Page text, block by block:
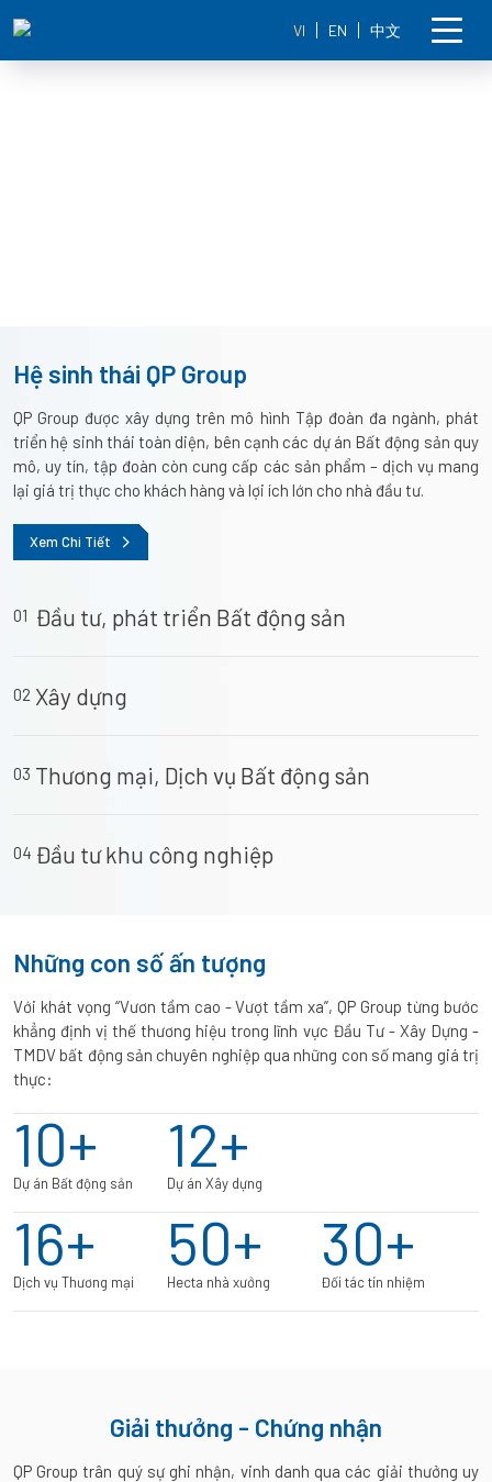
VI EN 中文
Hệ sinh thái QP Group
QP Group được xây dựng trên mô hình Tập đoàn đa ngành, phát
triển hệ sinh thái toàn diện, bên cạnh các dự án Bất động sản quy
mô, uy tín, tập đoàn còn cung cấp các sản phẩm – dịch vụ mang
lại giá trị thực cho khách hàng và lợi ích lớn cho nhà đầu tư.
Xem Chi Tiết
01 Đầu tư, phát triển Bất động sản
02 Xây dựng
03 Thương mại, Dịch vụ Bất động sản
04 Đầu tư khu công nghiệp
Những con số ấn tượng
Với khát vọng “Vươn tầm cao - Vượt tầm xa”, QP Group từng bước
khẳng định vị thế thương hiệu trong lĩnh vực Đầu Tư - Xây Dựng -
TMDV bất động sản chuyên nghiệp qua những con số mang giá trị
thực:
10+
Dự án Bất động sản
12+
Dự án Xây dựng
16+
Dịch vụ Thương mại
50+
Hecta nhà xưởng
30+
Đối tác tín nhiệm
Giải thưởng - Chứng nhận
QP Group trân quý sự ghi nhận, vinh danh qua các giải thưởng uy